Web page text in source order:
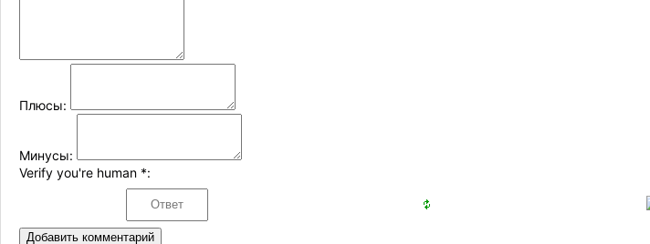
Плюсы:
Минусы:
Verify you're human *:
Добавить комментарий